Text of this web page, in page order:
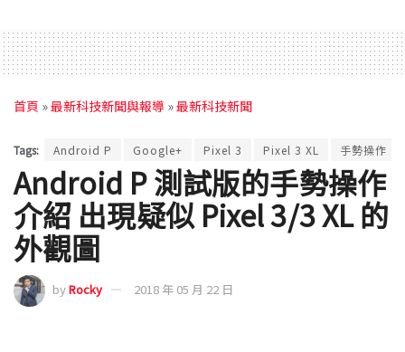
首頁 »最新科技新聞與報導 »最新科技新聞
Tags: Android P Google+ Pixel 3 Pixel 3 XL 手勢操作
Android P 測試版的手勢操作
介紹 出現疑似 Pixel 3/3 XL 的
外觀圖
byRocky 2018 年 05 月 22 日